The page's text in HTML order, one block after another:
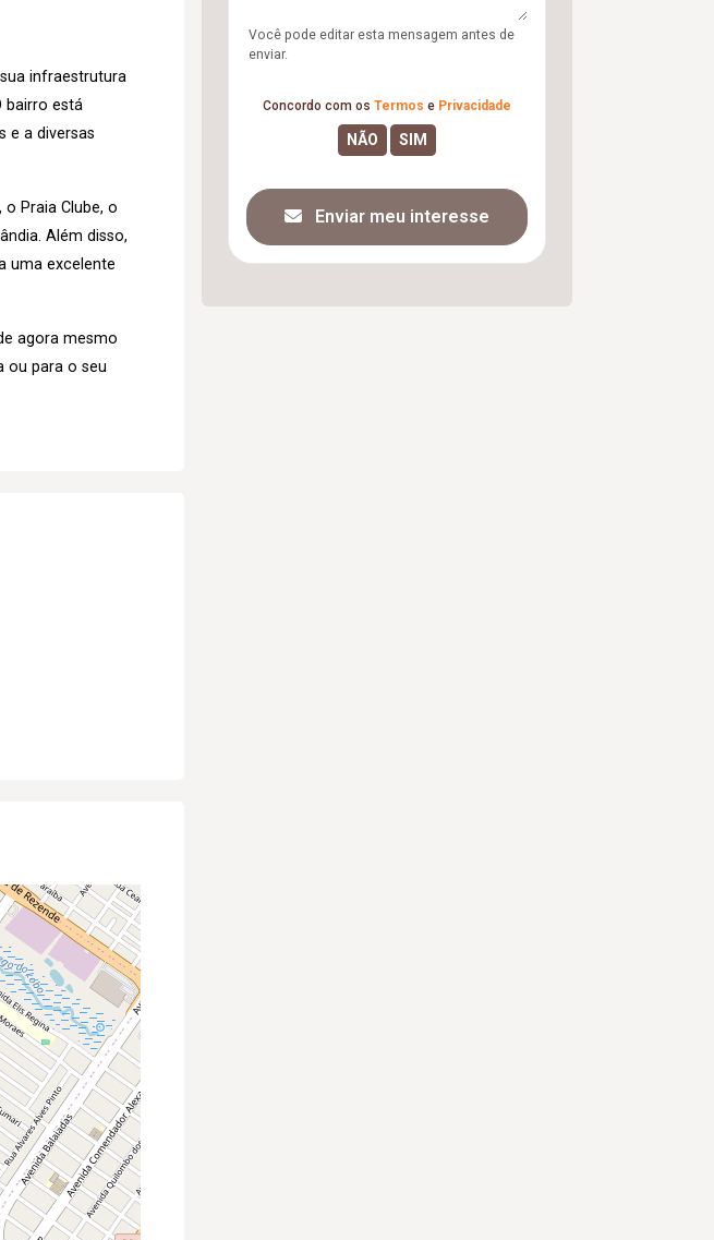
infraestrutura
bairro está
e a diversas
Praia Clube, o
Além disso,
uma excelente
agora mesmo
ou para o seu
Você pode editar esta mensagem antes de
enviar.
Concordo com os Termos e Privacidade
Enviar meu interesse